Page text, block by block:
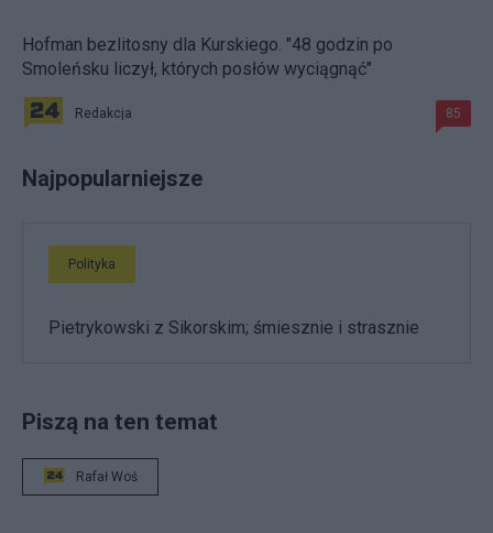
Hofman bezlitosny dla Kurskiego. "48 godzin po
Smoleńsku liczył, których posłów wyciągnąć"
Redakcja 85
Najpopularniejsze
Polityka
Pietrykowski z Sikorskim; śmiesznie i strasznie
Piszą na ten temat
Rafał Woś